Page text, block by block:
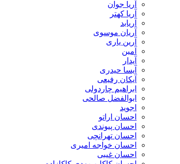
آریا جوان
آریا کهتر
آریابد
آریان موسوی
آرین یاری
آمین
آیدار
آیسا حیدری
آیکان رفیعی
ابراهیم چاردولی
ابوالفضل صالحی
اجوید
احسان اراتو
احسان پیوندی
احسان تهرانچی
احسان خواجه امیری
احسان غیبی